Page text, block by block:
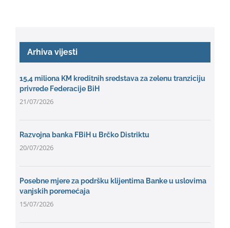
Arhiva vijesti
15,4 miliona KM kreditnih sredstava za zelenu tranziciju
privrede Federacije BiH
21/07/2026
Razvojna banka FBiH u Brčko Distriktu
20/07/2026
Posebne mjere za podršku klijentima Banke u uslovima
vanjskih poremećaja
15/07/2026